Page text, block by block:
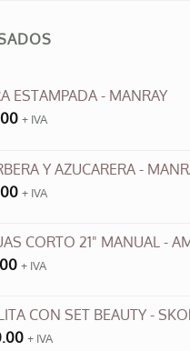
ESTAMPADA - MANRAY
+ IVA
Y AZUCARERA -
+ IVA
CORTO 21" MANUAL -
+ IVA
CON SET BEAUTY -
+ IVA